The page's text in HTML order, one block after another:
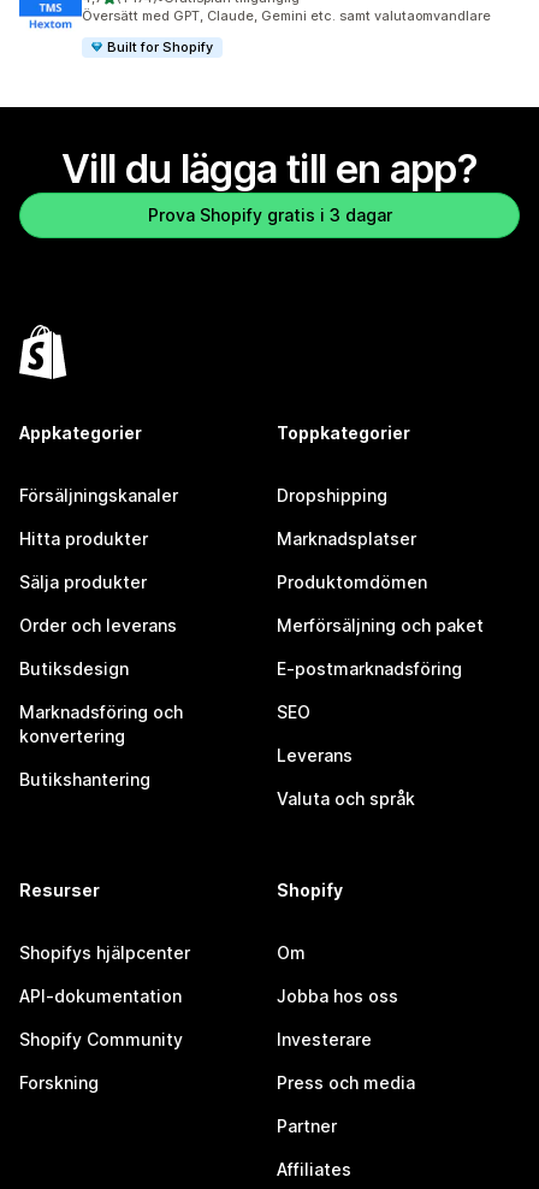
1174 recensioner totalt
Översätt med GPT, Claude, Gemini etc. samt valutaomvandlare
Built for Shopify
Vill du lägga till en app?
Prova Shopify gratis i 3 dagar
Appkategorier
Försäljningskanaler
Hitta produkter
Sälja produkter
Order och leverans
Butiksdesign
Marknadsföring och
konvertering
Butikshantering
Toppkategorier
Dropshipping
Marknadsplatser
Produktomdömen
Merförsäljning och paket
E-postmarknadsföring
SEO
Leverans
Valuta och språk
Resurser
Shopifys hjälpcenter
API-dokumentation
Shopify Community
Forskning
Shopify
Om
Jobba hos oss
Investerare
Press och media
Partner
Affiliates